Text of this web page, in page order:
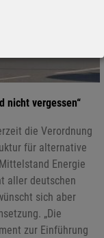
nicht vergessen“
die Verordnung
für alternative
Energie
aller deutschen
sich aber
„Die
zur Einführung